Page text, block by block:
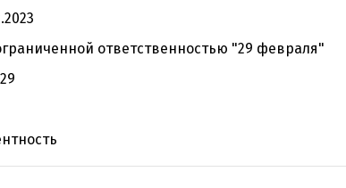
ответственностью "29 февраля"